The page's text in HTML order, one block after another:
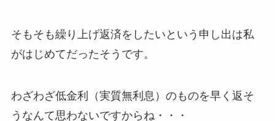
そもそも繰り上げ返済をしたいという申し出は私
がはじめてだったそうです。
わざわざ低金利（実質無利息）のものを早く返そ
うなんて思わないですからね・・・